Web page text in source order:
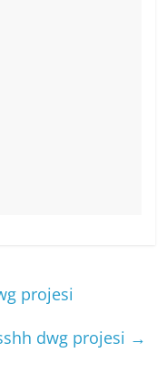
projesi
dwg projesi →